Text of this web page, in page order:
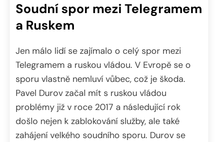
Soudní spor mezi Telegramem
a Ruskem
Jen málo lidí se zajímalo o celý spor mezi
Telegramem a ruskou vládou. V Evropě se o
sporu vlastně nemluví vůbec, což je škoda.
Pavel Durov začal mít s ruskou vládou
problémy již v roce 2017 a následující rok
došlo nejen k zablokování služby, ale také
zahájení velkého soudního sporu. Durov se